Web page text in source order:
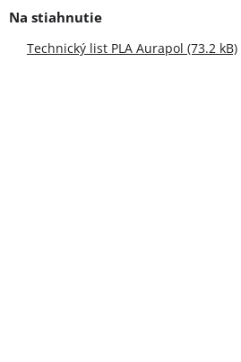
Technický list PLA Aurapol (73.2 kB)